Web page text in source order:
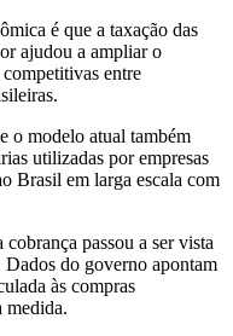
é que a taxação das
ajudou a ampliar o
entre
o modelo atual também
utilizadas por empresas
Brasil em larga escala com
passou a ser vista
Dados do governo apontam
às compras
medida.